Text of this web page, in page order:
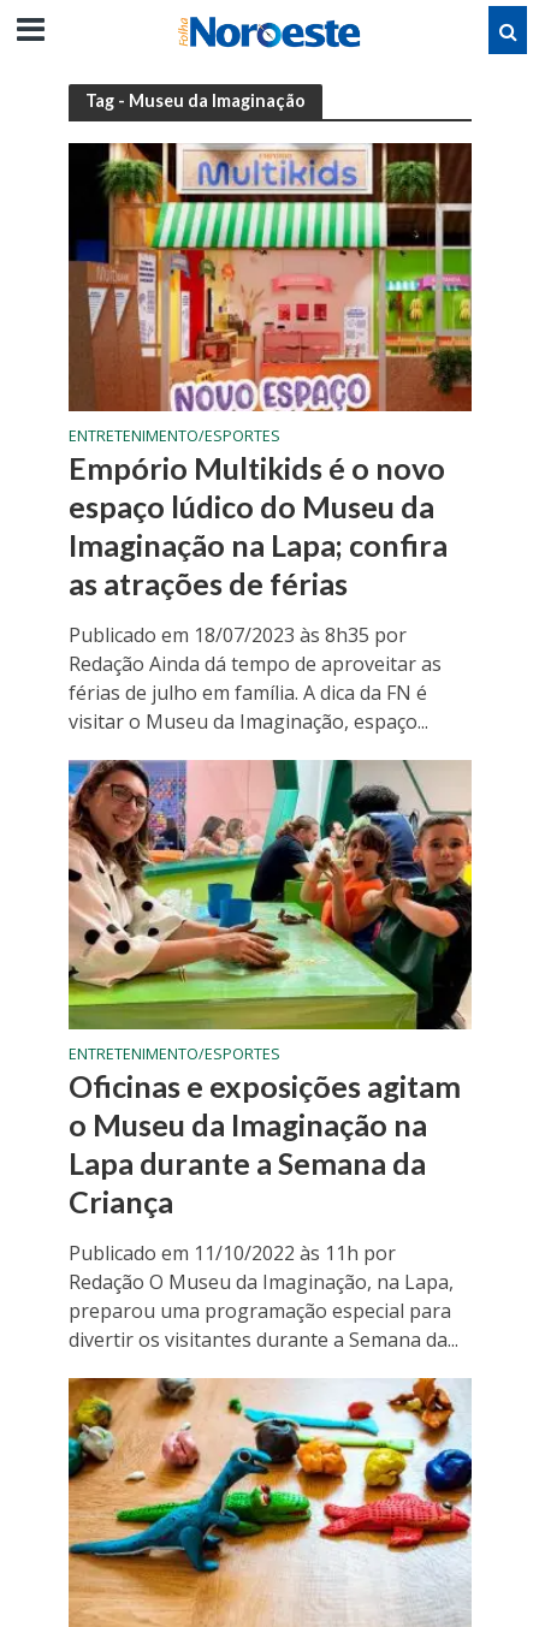
Tag - Museu da Imaginação
ENTRETENIMENTO/ESPORTES
Empório Multikids é o novo
espaço lúdico do Museu da
Imaginação na Lapa; confira
as atrações de férias
Publicado em 18/07/2023 às 8h35 por
Redação Ainda dá tempo de aproveitar as
férias de julho em família. A dica da FN é
visitar o Museu da Imaginação, espaço...
ENTRETENIMENTO/ESPORTES
Oficinas e exposições agitam
o Museu da Imaginação na
Lapa durante a Semana da
Criança
Publicado em 11/10/2022 às 11h por
Redação O Museu da Imaginação, na Lapa,
preparou uma programação especial para
divertir os visitantes durante a Semana da...